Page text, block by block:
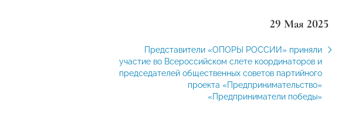
29 Мая 2025
Представители «ОПОРЫ РОССИИ» приняли
участие во Всероссийском слете координаторов и
председателей общественных советов партийного
проекта «Предпринимательство»
«Предприниматели победы»